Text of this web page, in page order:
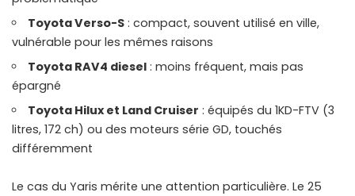
Toyota Verso-S : compact, souvent utilisé en ville,
vulnérable pour les mêmes raisons
Toyota RAV4 diesel : moins fréquent, mais pas
épargné
Toyota Hilux et Land Cruiser : équipés du 1KD-FTV (3
litres, 172 ch) ou des moteurs série GD, touchés
différemment
Le cas du Yaris mérite une attention particulière. Le 25